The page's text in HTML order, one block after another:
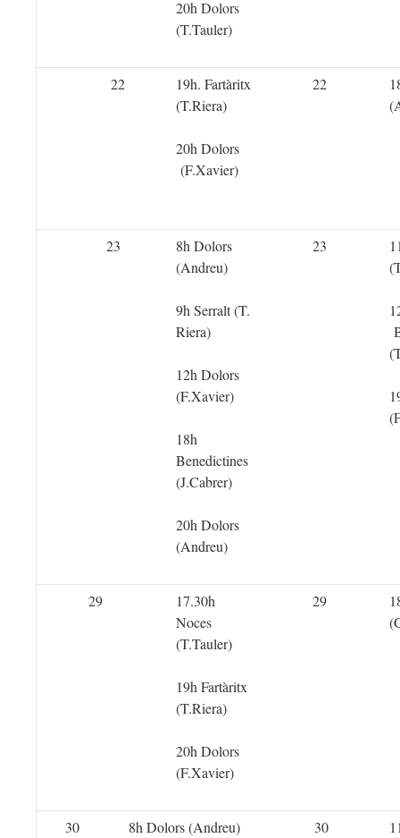
20h Dolors
(T.Tauler)
22
19h. Fartàritx
(T.Riera)
20h Dolors
(F.Xavier)
22
23
8h Dolors
(Andreu)
9h Serralt (T.
Riera)
12h Dolors
(F.Xavier)
18h
Benedictines
(J.Cabrer)
20h Dolors
(Andreu)
23
29
17.30h
Noces
(T.Tauler)
19h Fartàritx
(T.Riera)
20h Dolors
(F.Xavier)
29
30 8h Dolors (Andreu) 30